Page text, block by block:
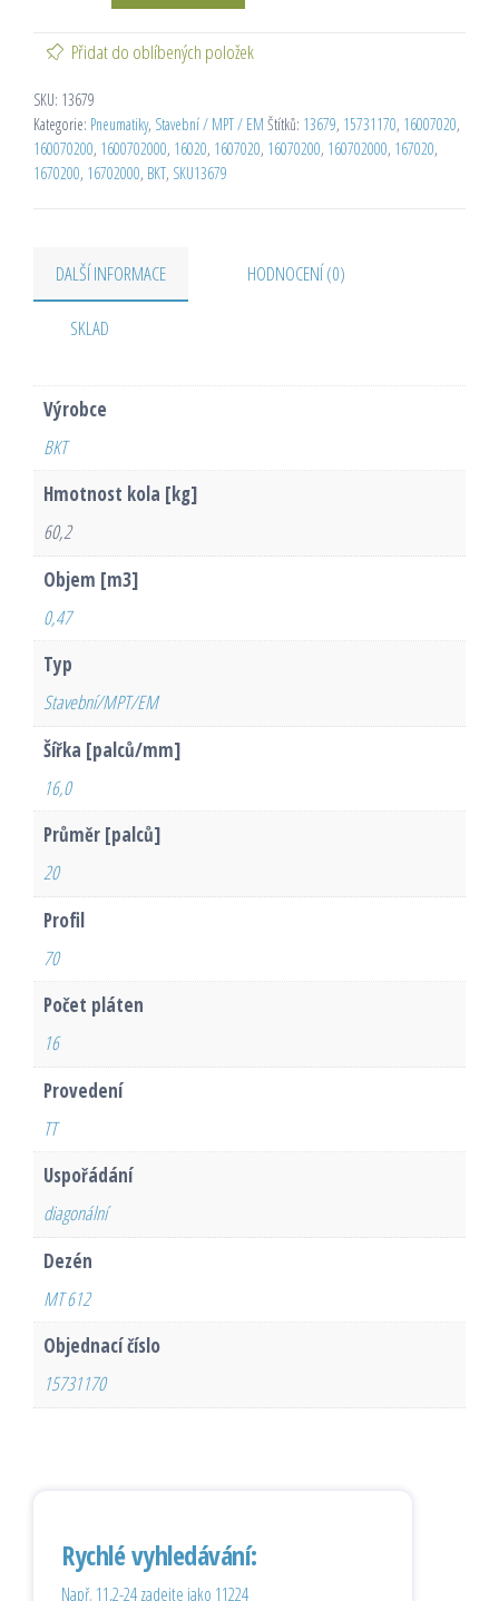
Přidat do oblíbených položek
SKU: 13679
Kategorie: Pneumatiky, Stavební / MPT / EM Štítků: 13679, 15731170, 16007020,
160070200, 1600702000, 16020, 1607020, 16070200, 160702000, 167020,
1670200, 16702000, BKT, SKU13679
DALŠÍ INFORMACE HODNOCENÍ (0)
SKLAD
Výrobce
BKT
Hmotnost kola [kg]
60,2
Objem [m3]
0,47
Typ
Stavební/MPT/EM
Šířka [palců/mm]
16,0
Průměr [palců]
20
Profil
70
Počet pláten
16
Provedení
TT
Uspořádání
diagonální
Dezén
MT 612
Objednací číslo
15731170
Rychlé vyhledávání:
Např. 11,2-24 zadejte jako 11224